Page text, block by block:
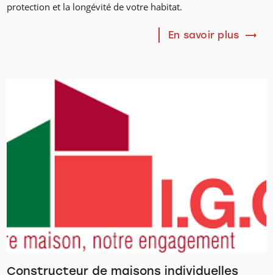
protection et la longévité de votre habitat.
En savoir plus
Constructeur de maisons individuelles